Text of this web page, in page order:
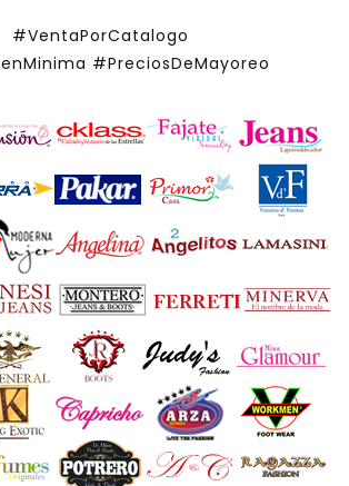
#VentaPorCatalogo
#PreciosDeMayoreo